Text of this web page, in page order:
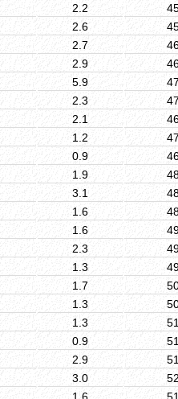
2.2
2.6
2.7
2.9
5.9
2.3
2.1
1.2
0.9
1.9
3.1
1.6
1.6
2.3
1.3
1.7
1.3
1.3
0.9
2.9
3.0
1.6